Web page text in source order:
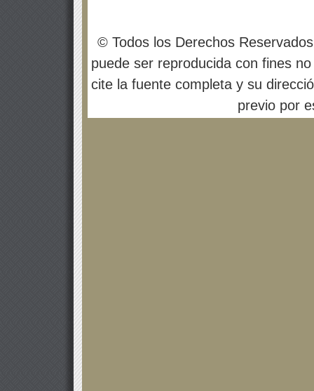
© Todos los Derechos
puede ser reproducida con fines
cite la fuente completa y su
previo por